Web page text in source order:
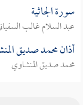
سورة الجاثية
عبد السلام غالب
أذان محمد صديق
محمد صديق المنشاوي